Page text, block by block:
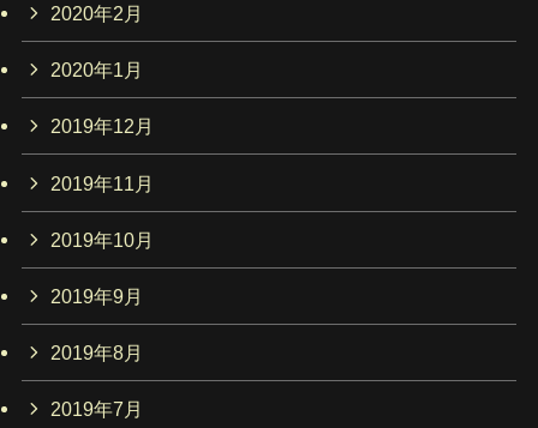
2020年2月
2020年1月
2019年12月
2019年11月
2019年10月
2019年9月
2019年8月
2019年7月